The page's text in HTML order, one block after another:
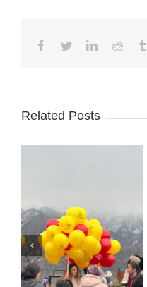
Facebook
TwitterLinkedinReddit
Related Posts